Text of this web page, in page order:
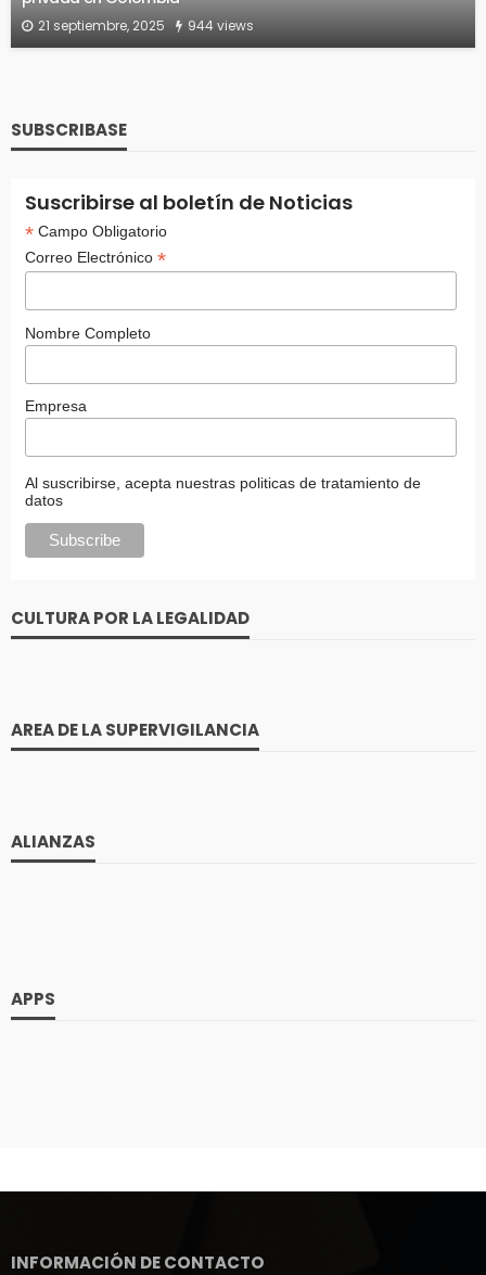
21 septiembre, 2025 944 views
SUBSCRIBASE
Suscribirse al boletín de Noticias
*Campo Obligatorio
Correo Electrónico *
Nombre Completo
Empresa
Al suscribirse, acepta nuestras politicas de tratamiento de
datos
CULTURA POR LA LEGALIDAD
AREA DE LA SUPERVIGILANCIA
ALIANZAS
APPS
INFORMACIÓN DE CONTACTO